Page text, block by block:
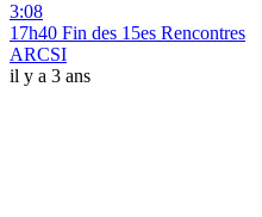
3:08
17h40 Fin des 15es Rencontres
ARCSI
il y a 3 ans